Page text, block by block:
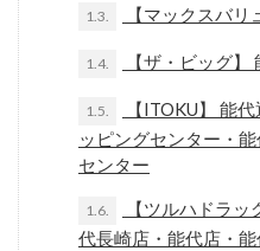
1.3. 【マックスバリ
1.4. 【ザ・ビッグ
1.5.
【ITOKU】 能
ッピングセンター・
センター
1.6.
【ツルハドラ
代長崎店・能代店・